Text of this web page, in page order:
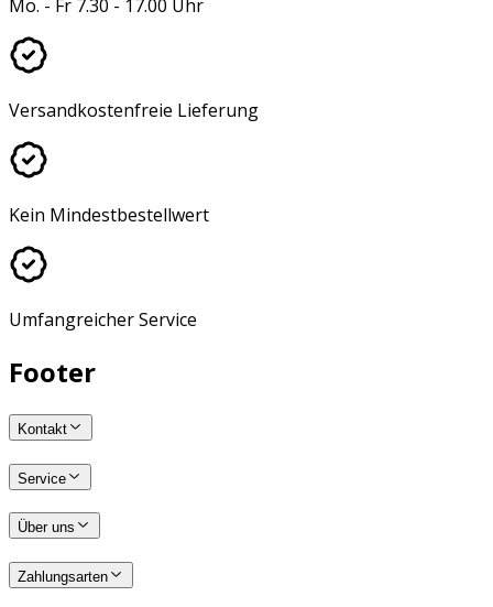
Mo. - Fr 7.30 - 17.00 Uhr
Versandkostenfreie Lieferung
Kein Mindestbestellwert
Umfangreicher Service
Footer
Kontakt
Service
Über uns
Zahlungsarten